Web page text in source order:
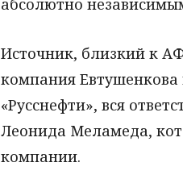
абсолютно
Источник, близкий к
компания Евтушенкова
«Русснефти», вся
Леонида Меламеда,
компании.